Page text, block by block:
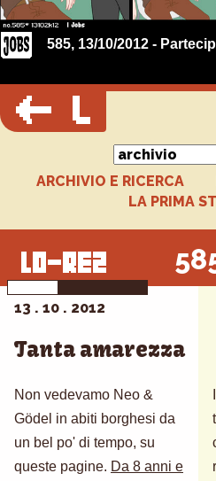
585, 13/10/2012 -
ARCHIVIO E RICERCA
LA PRIMA
13 . 10 . 2012
Tanta amarezza
Non vedevamo Neo &
Gödel in abiti borghesi da
un bel po' di tempo, su
queste pagine. Da 8 anni e